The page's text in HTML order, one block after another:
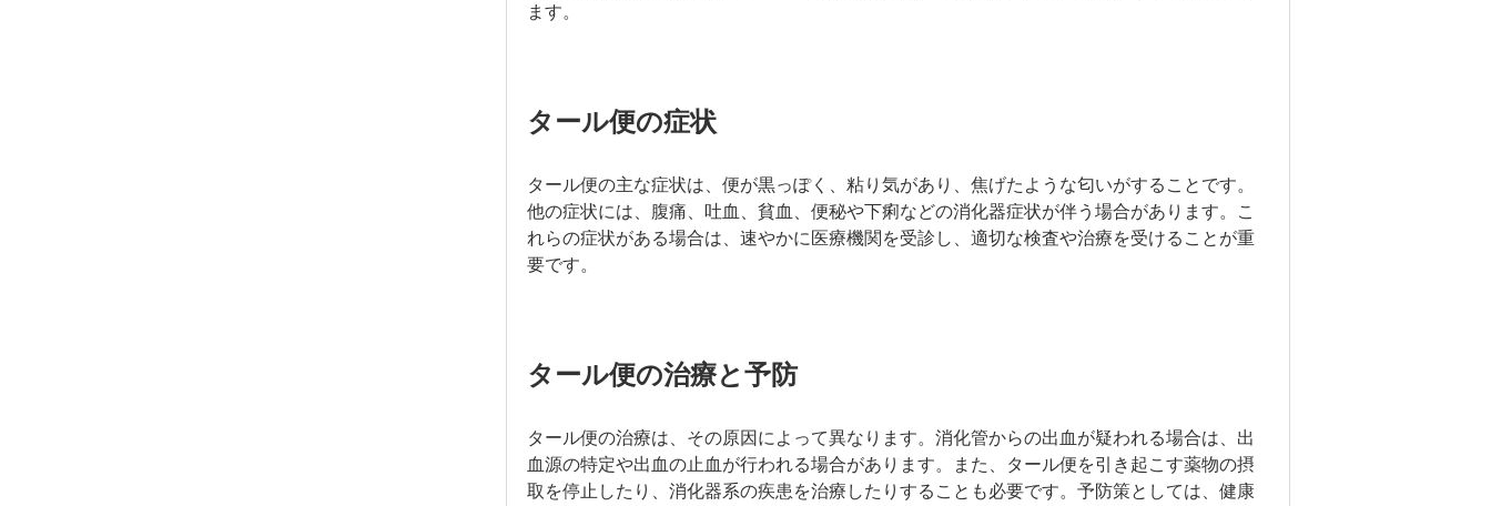
ます。
タール便の症状
タール便の主な症状は、便が黒っぽく、粘り気があり、焦げたような匂いがすることです。
他の症状には、腹痛、吐血、貧血、便秘や下痢などの消化器症状が伴う場合があります。こ
れらの症状がある場合は、速やかに医療機関を受診し、適切な検査や治療を受けることが重
要です。
タール便の治療と予防
タール便の治療は、その原因によって異なります。消化管からの出血が疑われる場合は、出
血源の特定や出血の止血が行われる場合があります。また、タール便を引き起こす薬物の摂
取を停止したり、消化器系の疾患を治療したりすることも必要です。予防策としては、健康